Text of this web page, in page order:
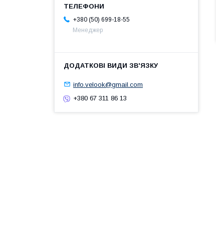
+380 (50) 699-18-55
Менеджер
info.velook@gmail.com
+380 67 311 86 13